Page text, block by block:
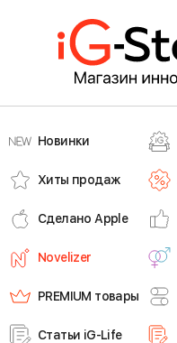
Новинки
Хиты продаж
Сделано Apple
Novelizer
PREMIUM товары
Статьи iG-Life